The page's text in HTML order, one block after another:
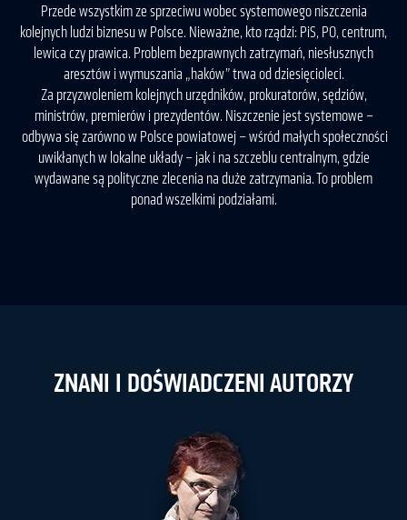
Przede wszystkim ze sprzeciwu wobec systemowego niszczenia
kolejnych ludzi biznesu w Polsce. Nieważne, kto rządzi: PiS, PO, centrum,
lewica czy prawica. Problem bezprawnych zatrzymań, niesłusznych
aresztów i wymuszania „haków” trwa od dziesięcioleci.
Za przyzwoleniem kolejnych urzędników, prokuratorów, sędziów,
ministrów, premierów i prezydentów. Niszczenie jest systemowe –
odbywa się zarówno w Polsce powiatowej – wśród małych społeczności
uwikłanych w lokalne układy – jak i na szczeblu centralnym, gdzie
wydawane są polityczne zlecenia na duże zatrzymania. To problem
ponad wszelkimi podziałami.
ZNANI I DOŚWIADCZENI AUTORZY